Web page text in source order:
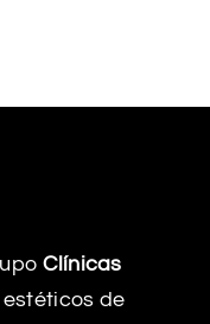
Clínicas
de